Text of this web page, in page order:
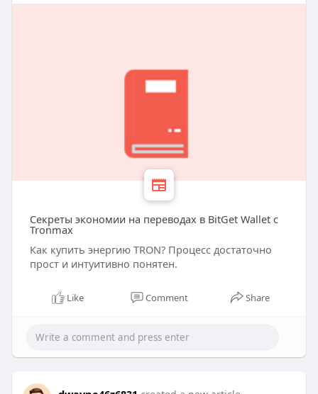
Секреты экономии на переводах в BitGet Wallet с
Tronmax
Как купить энергию TRON? Процесс достаточно
прост и интуитивно понятен.
Like Comment Share